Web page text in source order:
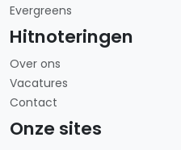
Evergreens
Hitnoteringen
Over ons
Vacatures
Contact
Onze sites